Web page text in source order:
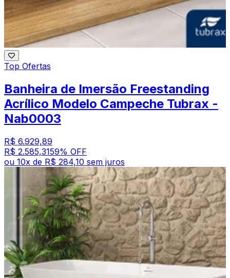
Top Ofertas
Banheira de Imersão Freestanding
Acrílico Modelo Campeche Tubrax -
Nab0003
R$ 6.929,89
R$ 2.585,3159% OFF
ou 10x de R$ 284,10 sem juros